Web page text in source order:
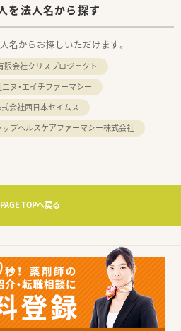
を法人名から探す
名からお探しいただけます。
限会社クリスプロジェクト
ヌ・エイチファーマシー
会社西日本セイムス
ップヘルスケアファーマシー株式会社
PAGE TOPへ戻る